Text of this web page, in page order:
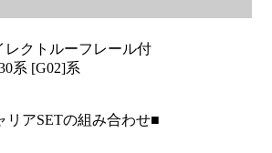
レクトルーフレール付
系 [G02]系
リアSETの組み合わせ■